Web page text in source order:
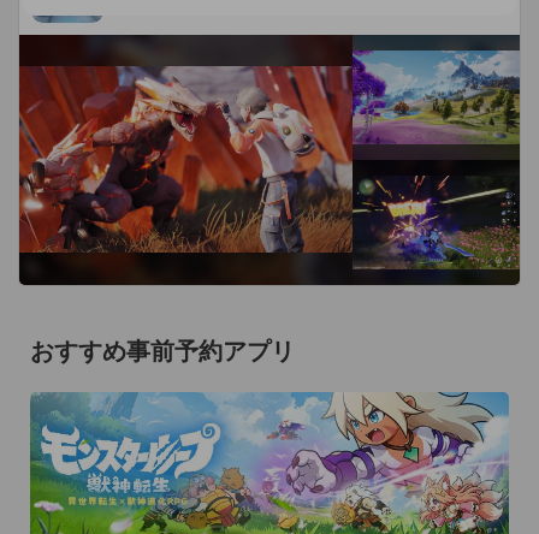
----------------------
http://www.choppolab.com/
----------------------
[Special Thanks]
- 魔王魂 (Sound)
- ふい様 (ふい字、まきば、おひさま font)
- たぬき侍様 (たぬき油性マジック、ようじょふぉんと font)
おすすめ事前予約アプリ